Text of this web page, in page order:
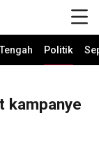
Politik
kampanye